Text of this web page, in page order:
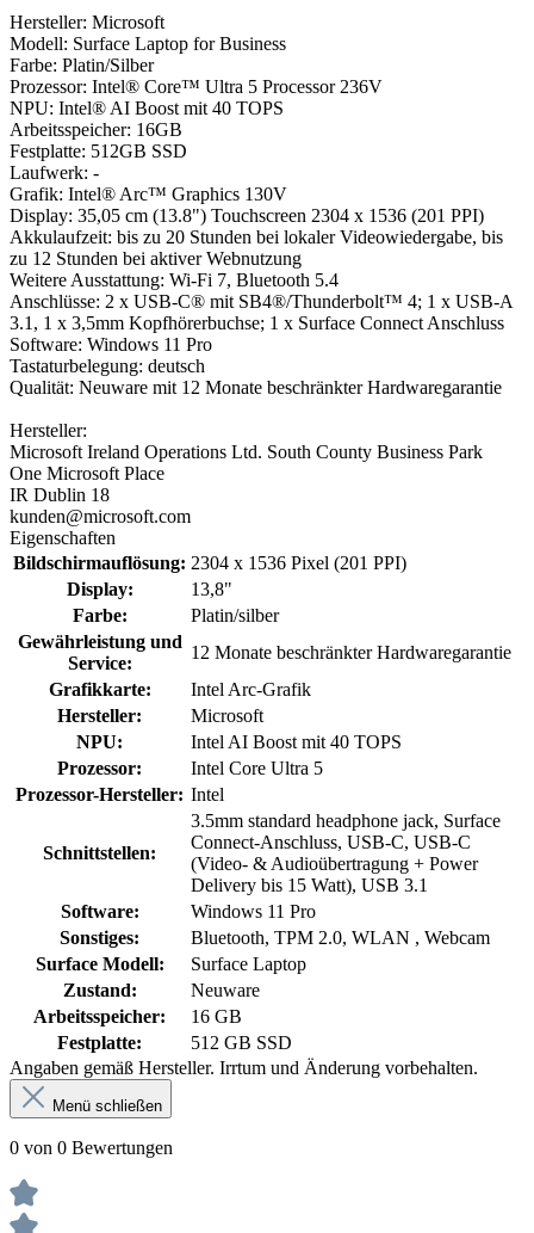
Hersteller: Microsoft
Modell: Surface Laptop for Business
Farbe: Platin/Silber
Prozessor: Intel® Core™ Ultra 5 Processor 236V
NPU: Intel® AI Boost mit 40 TOPS
Arbeitsspeicher: 16GB
Festplatte: 512GB SSD
Laufwerk: -
Grafik: Intel® Arc™ Graphics 130V
Display: 35,05 cm (13.8") Touchscreen 2304 x 1536 (201 PPI)
Akkulaufzeit: bis zu 20 Stunden bei lokaler Videowiedergabe, bis
zu 12 Stunden bei aktiver Webnutzung
Weitere Ausstattung: Wi-Fi 7, Bluetooth 5.4
Anschlüsse: 2 x USB-C® mit SB4®/Thunderbolt™ 4; 1 x USB-A
3.1, 1 x 3,5mm Kopfhörerbuchse; 1 x Surface Connect Anschluss
Software: Windows 11 Pro
Tastaturbelegung: deutsch
Qualität: Neuware mit 12 Monate beschränkter Hardwaregarantie
Hersteller:
Microsoft Ireland Operations Ltd. South County Business Park
One Microsoft Place
IR Dublin 18
kunden@microsoft.com
Eigenschaften
Bildschirmauflösung: 2304 x 1536 Pixel (201 PPI)
Display:
13,8"
Farbe:
Platin/silber
Gewährleistung und
Service:
12 Monate beschränkter Hardwaregarantie
Grafikkarte:
Intel Arc-Grafik
Hersteller:
Microsoft
NPU:
Intel AI Boost mit 40 TOPS
Prozessor:
Intel Core Ultra 5
Prozessor-Hersteller: Intel
Schnittstellen:
3.5mm standard headphone jack, Surface
Connect-Anschluss, USB-C, USB-C
(Video- & Audioübertragung + Power
Delivery bis 15 Watt), USB 3.1
Software:
Windows 11 Pro
Sonstiges:
Bluetooth, TPM 2.0, WLAN , Webcam
Surface Modell:
Surface Laptop
Zustand:
Neuware
Arbeitsspeicher:
16 GB
Festplatte:
512 GB SSD
Angaben gemäß Hersteller. Irrtum und Änderung vorbehalten.
Menü schließen
0 von 0 Bewertungen